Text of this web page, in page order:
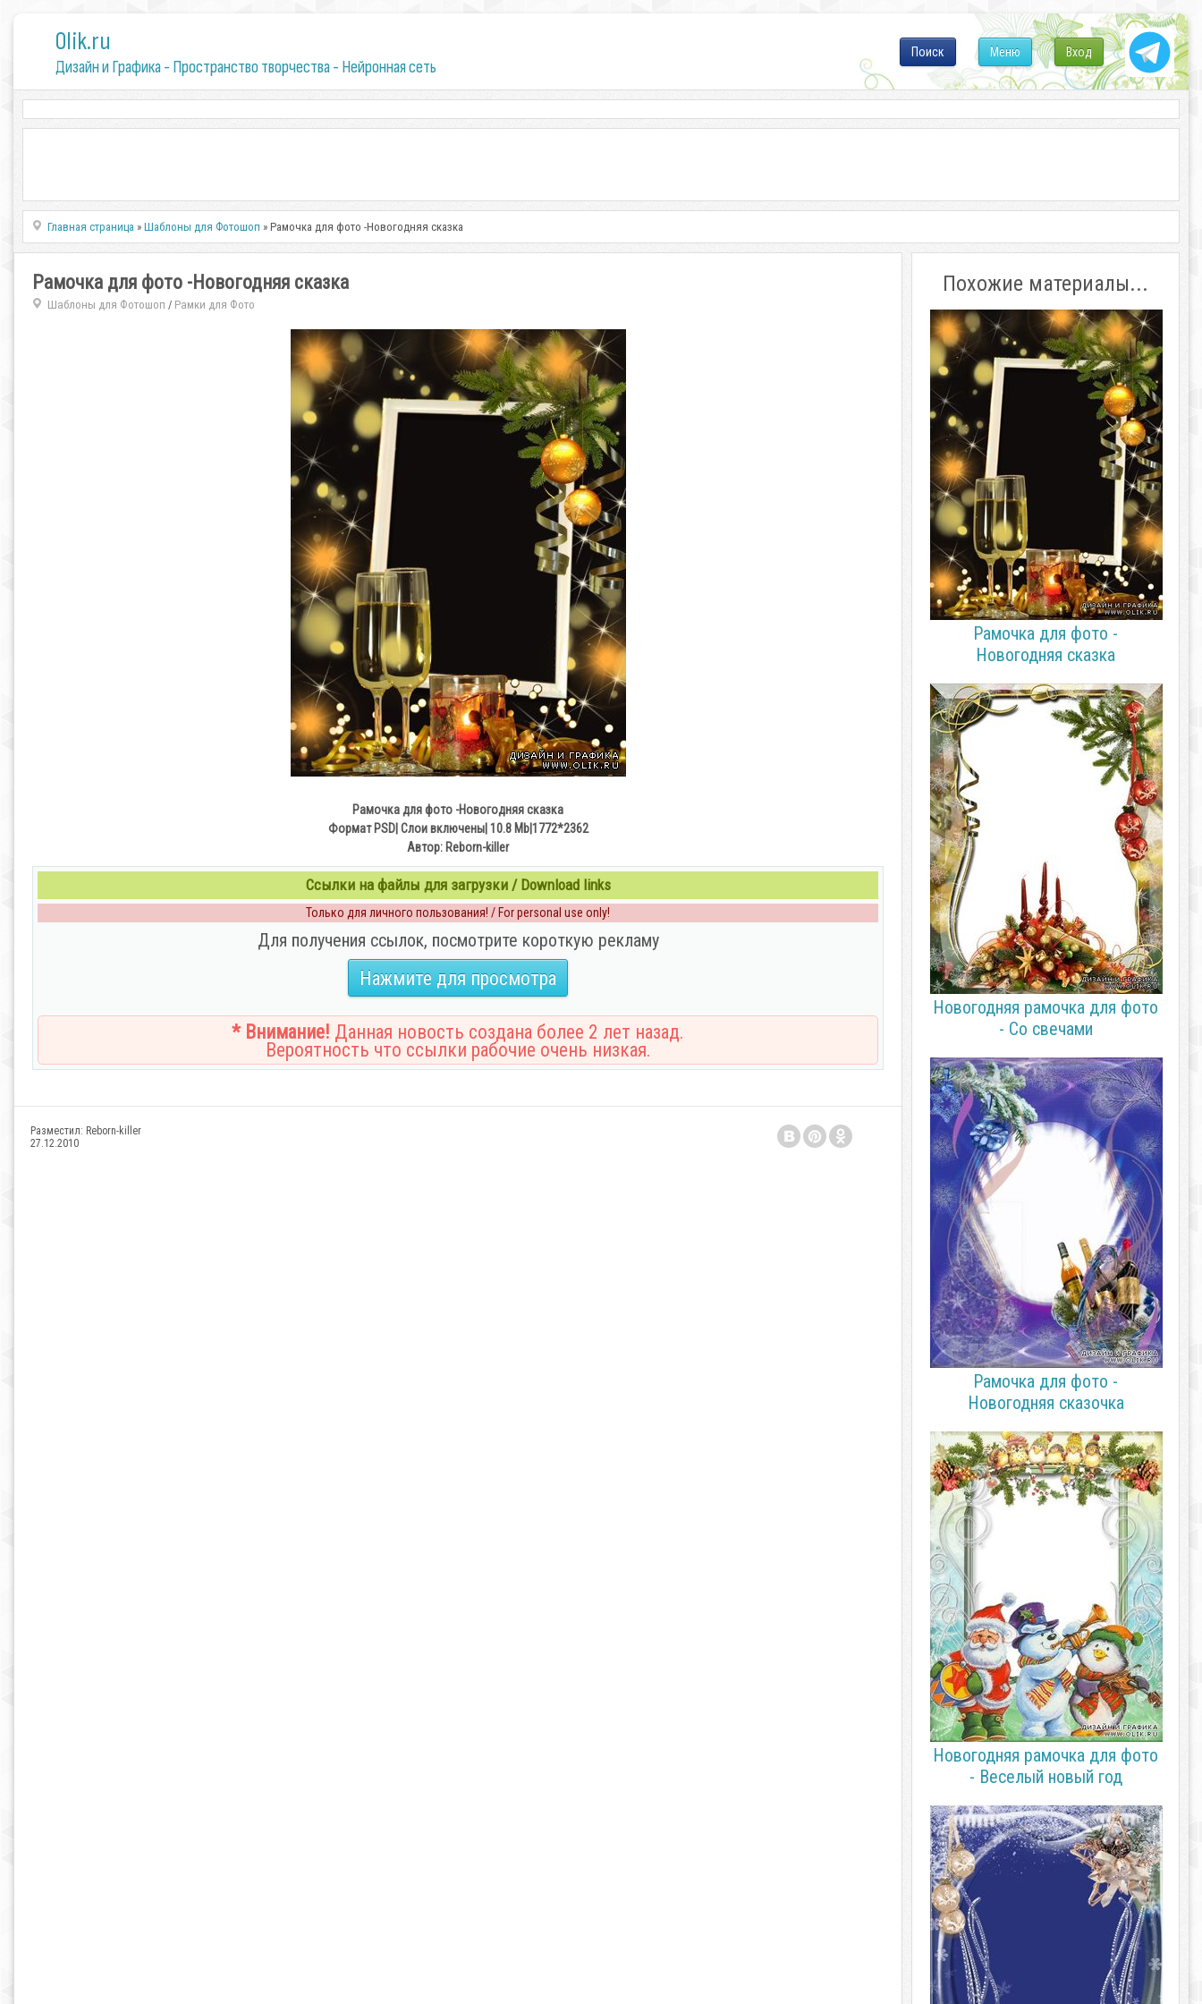
0lik.ru
Дизайн и Графика - Пространство творчества - Нейронная сеть
Вход
Меню
Поиск
Главная страница »Шаблоны для Фотошоп » Рамочка для фото -Новогодняя сказка
Рамочка для фото -Новогодняя сказка
Шаблоны для Фотошоп / Рамки для Фото
Рамочка для фото -Новогодняя сказка
Формат PSD| Слои включены| 10.8 Mb|1772*2362
Автор: Reborn-killer
Ссылки на файлы для загрузки / Download links
Только для личного пользования! / For personal use only!
Для получения ссылок, посмотрите короткую рекламу
Нажмите для просмотра
* Внимание! Данная новость создана более 2 лет назад.
Вероятность что ссылки рабочие очень низкая.
Разместил: Reborn-killer
27.12.2010
Похожие материалы...
Рамочка для фото -
Новогодняя сказка
Новогодняя рамочка для фото
- Со свечами
Рамочка для фото -
Новогодняя сказочка
Новогодняя рамочка для фото
- Веселый новый год